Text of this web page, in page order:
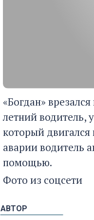
«Богдан»
летний водитель,
который двигался
аварии водитель
помощью.
Фото из соцсети
АВТОР